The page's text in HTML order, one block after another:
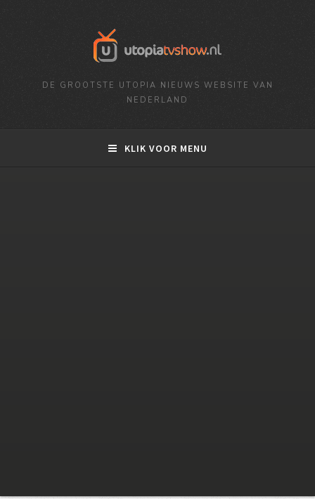
DE GROOTSTE UTOPIA NIEUWS WEBSITE VAN
NEDERLAND
KLIK VOOR MENU